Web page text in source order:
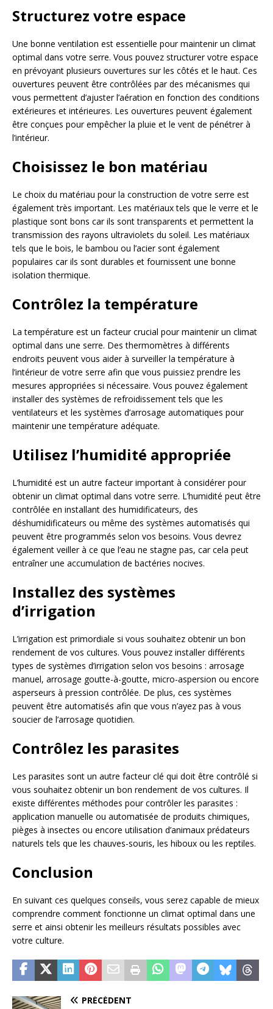
Structurez votre espace
Une bonne ventilation est essentielle pour maintenir un climat
optimal dans votre serre. Vous pouvez structurer votre espace
en prévoyant plusieurs ouvertures sur les côtés et le haut. Ces
ouvertures peuvent être contrôlées par des mécanismes qui
vous permettent d’ajuster l’aération en fonction des conditions
extérieures et intérieures. Les ouvertures peuvent également
être conçues pour empêcher la pluie et le vent de pénétrer à
l’intérieur.
Choisissez le bon matériau
Le choix du matériau pour la construction de votre serre est
également très important. Les matériaux tels que le verre et le
plastique sont bons car ils sont transparents et permettent la
transmission des rayons ultraviolets du soleil. Les matériaux
tels que le bois, le bambou ou l’acier sont également
populaires car ils sont durables et fournissent une bonne
isolation thermique.
Contrôlez la température
La température est un facteur crucial pour maintenir un climat
optimal dans une serre. Des thermomètres à différents
endroits peuvent vous aider à surveiller la température à
l’intérieur de votre serre afin que vous puissiez prendre les
mesures appropriées si nécessaire. Vous pouvez également
installer des systèmes de refroidissement tels que les
ventilateurs et les systèmes d’arrosage automatiques pour
maintenir une température adéquate.
Utilisez l’humidité appropriée
L’humidité est un autre facteur important à considérer pour
obtenir un climat optimal dans votre serre. L’humidité peut être
contrôlée en installant des humidificateurs, des
déshumidificateurs ou même des systèmes automatisés qui
peuvent être programmés selon vos besoins. Vous devrez
également veiller à ce que l’eau ne stagne pas, car cela peut
entraîner une accumulation de bactéries nocives.
Installez des systèmes
d’irrigation
L’irrigation est primordiale si vous souhaitez obtenir un bon
rendement de vos cultures. Vous pouvez installer différents
types de systèmes d’irrigation selon vos besoins : arrosage
manuel, arrosage goutte-à-goutte, micro-aspersion ou encore
asperseurs à pression contrôlée. De plus, ces systèmes
peuvent être automatisés afin que vous n’ayez pas à vous
soucier de l’arrosage quotidien.
Contrôlez les parasites
Les parasites sont un autre facteur clé qui doit être contrôlé si
vous souhaitez obtenir un bon rendement de vos cultures. Il
existe différentes méthodes pour contrôler les parasites :
application manuelle ou automatisée de produits chimiques,
pièges à insectes ou encore utilisation d’animaux prédateurs
naturels tels que les chauves-souris, les hiboux ou les reptiles.
Conclusion
En suivant ces quelques conseils, vous serez capable de mieux
comprendre comment fonctionne un climat optimal dans une
serre et ainsi obtenir les meilleurs résultats possibles avec
votre culture.
PRÉCÉDENT